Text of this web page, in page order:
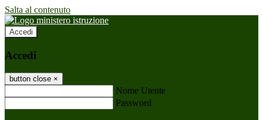
Salta al contenuto
Accedi
Accedi
button close ×
Nome Utente
Password